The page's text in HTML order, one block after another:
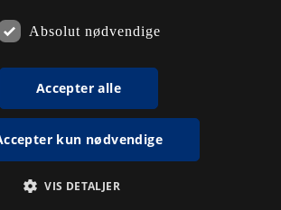
Absolut nødvendige
Accepter alle
kun nødvendige
VIS DETALJER